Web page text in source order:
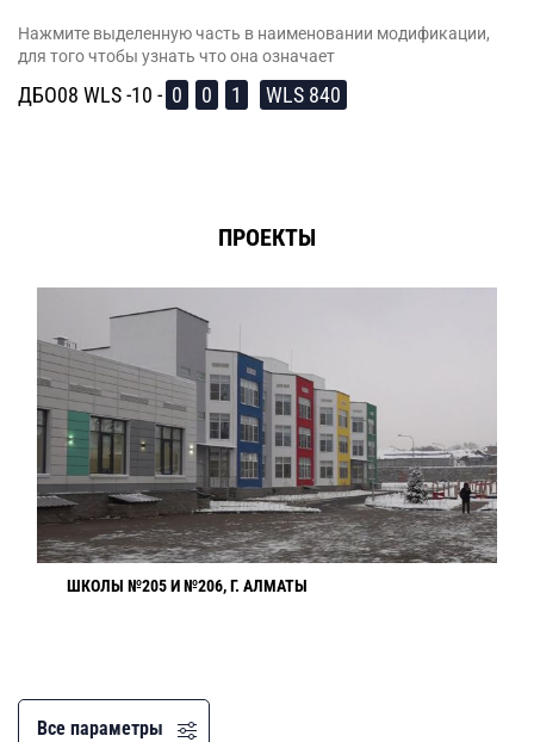
Нажмите выделенную часть в наименовании модификации,
для того чтобы узнать что она означает
ДБО08 WLS -10 - 0 0 1 WLS 840
ПРОЕКТЫ
ШКОЛЫ №205 И №206, Г. АЛМАТЫ
Все параметры